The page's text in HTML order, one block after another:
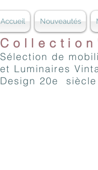
Accueil Nouveautés
Sélection de
et Luminaires
Design 20e siècle